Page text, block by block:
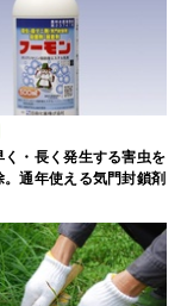
く・長く発生する害虫を
。通年使える気門封鎖剤